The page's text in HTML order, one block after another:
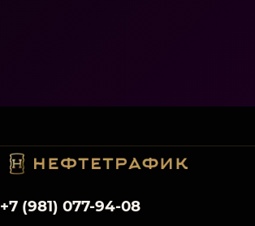
+7 (981) 077-94-08